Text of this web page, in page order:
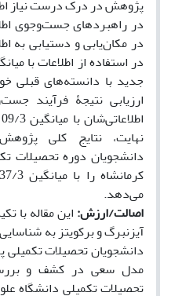
ارزیابی نتیجۀ فرآیند
نهایت، نتایج کلی
دانشجویان دوره تحصیلات
می‌دهد.
اصالت/ارزش: این مقاله با
آیزنبرگ و برکویتز به
دانشجویان تحصیلات تکمیلی
مدل سعی در کشف و
تحصیلات تکمیلی دانشگاه